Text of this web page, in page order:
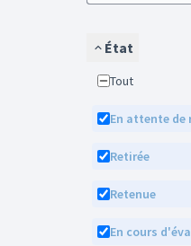
État
Tout
En attente de
Retirée
Retenue
En cours